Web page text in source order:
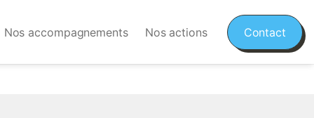
Nos accompagnements Nos actions Contact